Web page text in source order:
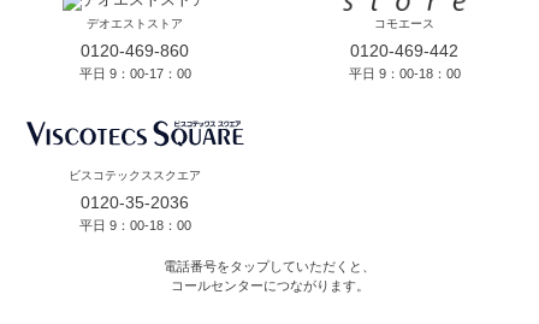
デオエストストア
0120-469-860
平日 9：00-17：00
コモエース
0120-469-442
平日 9：00-18：00
ビスコテックススクエア
0120-35-2036
平日 9：00-18：00
電話番号をタップしていただくと、
コールセンターにつながります。